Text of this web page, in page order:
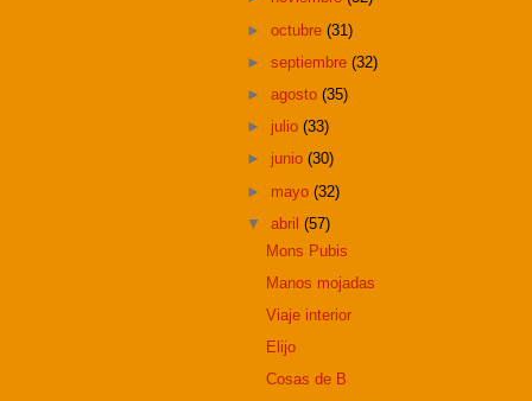
►octubre(31)
►septiembre(32)
►agosto(35)
► julio(33)
► junio(30)
► mayo(32)
▼abril(57)
Mons Pubis
Manos mojadas
Viaje interior
Elijo
Cosas de B